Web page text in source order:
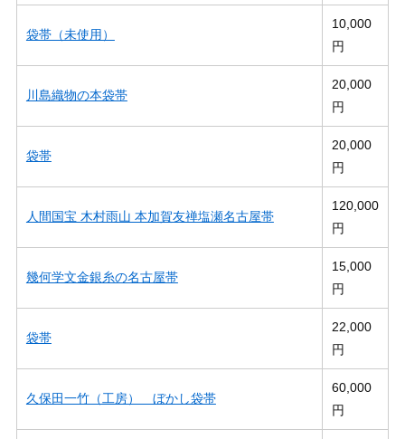
袋帯（未使用）
10,000
円
川島織物の本袋帯
20,000
円
袋帯
20,000
円
人間国宝 木村雨山 本加賀友禅塩瀬名古屋帯
120,000
円
幾何学文金銀糸の名古屋帯
15,000
円
袋帯
22,000
円
久保田一竹（工房） ぼかし袋帯
60,000
円